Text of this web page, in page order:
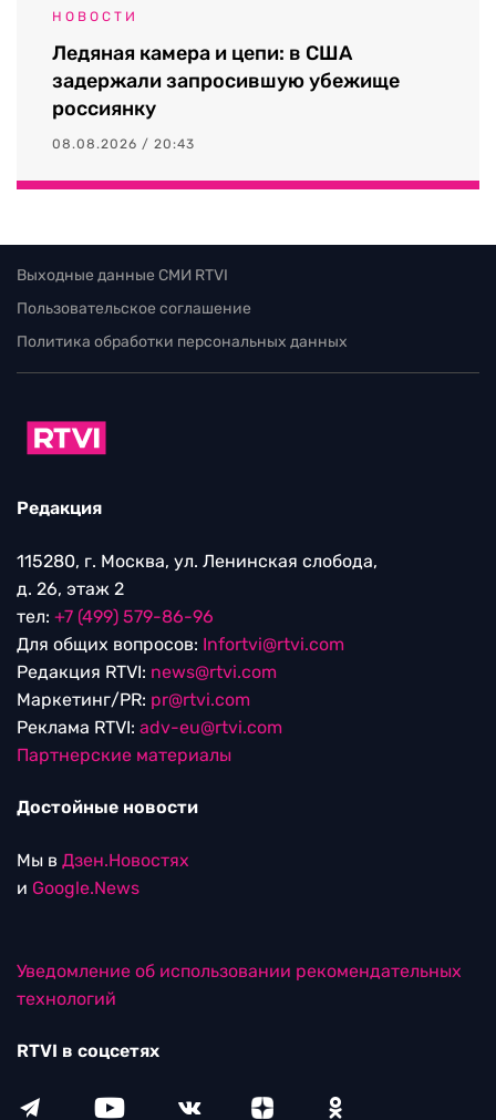
НОВОСТИ
Ледяная камера и цепи: в США
задержали запросившую убежище
россиянку
08.08.2026 / 20:43
Выходные данные СМИ RTVI
Пользовательское соглашение
Политика обработки персональных данных
Редакция
115280, г. Москва, ул. Ленинская слобода,
д. 26, этаж 2
тел: +7 (499) 579-86-96
Для общих вопросов: Infortvi@rtvi.com
Редакция RTVI: news@rtvi.com
Маркетинг/PR: pr@rtvi.com
Реклама RTVI: adv-eu@rtvi.com
Партнерские материалы
Достойные новости
Мы в Дзен.Новостях
и Google.News
Уведомление об использовании рекомендательных
технологий
RTVI в соцсетях